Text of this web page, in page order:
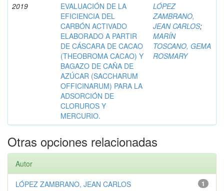
2019
EVALUACIÓN DE LA
EFICIENCIA DEL
CARBÓN ACTIVADO
ELABORADO A PARTIR
DE CÁSCARA DE CACAO
(THEOBROMA CACAO) Y
BAGAZO DE CAÑA DE
AZÚCAR (SACCHARUM
OFFICINARUM) PARA LA
ADSORCIÓN DE
CLORUROS Y
MERCURIO.
LÓPEZ
ZAMBRANO,
JEAN CARLOS;
MARÍN
TOSCANO, GEMA
ROSMARY
Otras opciones relacionadas
Autor
1
LÓPEZ ZAMBRANO, JEAN CARLOS